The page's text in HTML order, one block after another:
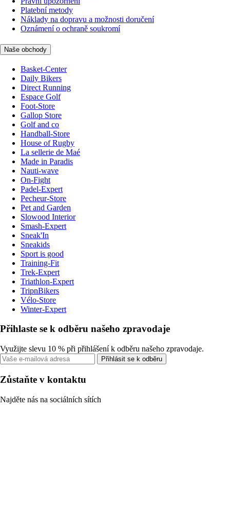
Platební metody
Náklady na dopravu a možnosti doručení
Oznámení o ochraně soukromí
Naše obchody
Basket-Center
Daily Bikers
Direct Running
Espace Golf
Foot-Store
Gallop Store
Golf and co
Handball-Store
House of Rugby
La sellerie de Maé
Made in Paradis
Nauti-wave
On-Fight
Padel-Expert
Pecheur-Store
Pet and Garden
Slowood Interior
Smash-Expert
Sneak'In
Sneakids
Sport is good
Training-Fit
Trek-Expert
Triathlon-Expert
TripnBikers
Vélo-Store
Winter-Expert
Přihlaste se k odběru našeho zpravodaje
Využijte slevu 10 % při přihlášení k odběru našeho zpravodaje.
Přihlásit se k odběru
Zůstaňte v kontaktu
Najděte nás na sociálních sítích